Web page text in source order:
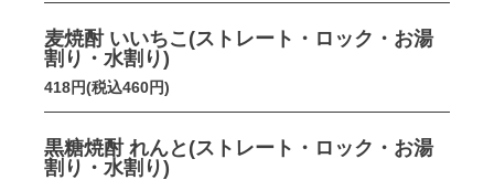
麦焼酎 いいちこ(ストレート・ロック・お湯
割り・水割り)
418円(税込460円)
黒糖焼酎 れんと(ストレート・ロック・お湯
割り・水割り)